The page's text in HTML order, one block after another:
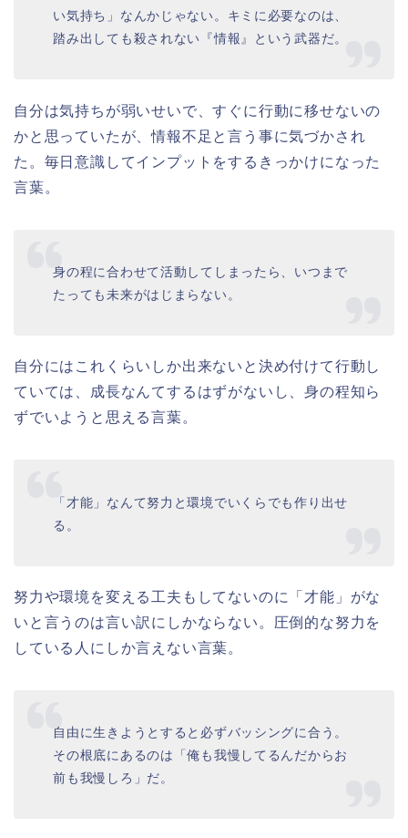
い気持ち」なんかじゃない。キミに必要なのは、
踏み出しても殺されない『情報』という武器だ。
自分は気持ちが弱いせいで、すぐに行動に移せないの
かと思っていたが、情報不足と言う事に気づかされ
た。毎日意識してインプットをするきっかけになった
言葉。
身の程に合わせて活動してしまったら、いつまで
たっても未来がはじまらない。
自分にはこれくらいしか出来ないと決め付けて行動し
ていては、成長なんてするはずがないし、身の程知ら
ずでいようと思える言葉。
「才能」なんて努力と環境でいくらでも作り出せ
る。
努力や環境を変える工夫もしてないのに「才能」がな
いと言うのは言い訳にしかならない。圧倒的な努力を
している人にしか言えない言葉。
自由に生きようとすると必ずバッシングに合う。
その根底にあるのは「俺も我慢してるんだからお
前も我慢しろ」だ。